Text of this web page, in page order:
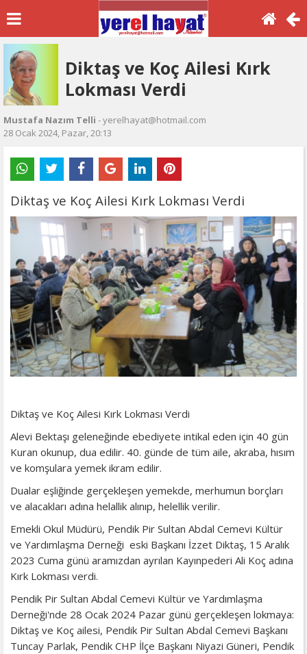
Diktaş ve Koç Ailesi Kırk
Lokması Verdi
Mustafa Nazım Telli - yerelhayat@hotmail.com
28 Ocak 2024, Pazar, 20:13
Diktaş ve Koç Ailesi Kırk Lokması Verdi
Diktaş ve Koç Ailesi Kırk Lokması Verdi
Alevi Bektaşı geleneğinde ebediyete intikal eden için 40 gün
Kuran okunup, dua edilir. 40. günde de tüm aile, akraba, hısım
ve komşulara yemek ikram edilir.
Dualar eşliğinde gerçekleşen yemekde, merhumun borçları
ve alacakları adına helallik alınıp, helellik verilir.
Emekli Okul Müdürü, Pendik Pir Sultan Abdal Cemevi Kültür
ve Yardımlaşma Derneği eski Başkanı İzzet Diktaş, 15 Aralık
2023 Cuma günü aramızdan ayrılan Kayınpederi Ali Koç adına
Kırk Lokması verdi.
Pendik Pir Sultan Abdal Cemevi Kültür ve Yardımlaşma
Derneği'nde 28 Ocak 2024 Pazar günü gerçekleşen lokmaya:
Diktaş ve Koç ailesi, Pendik Pir Sultan Abdal Cemevi Başkanı
Tuncay Parlak, Pendik CHP İlçe Başkanı Niyazi Güneri, Pendik